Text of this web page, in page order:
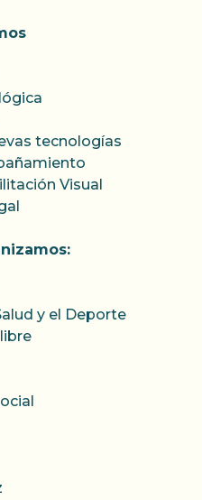
tecnologías
Visual
y el Deporte